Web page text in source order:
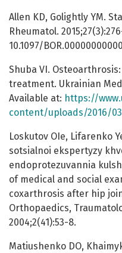
Allen KD, Golightly YM.
Rheumatol.
10.1097/
Shuba VI.
treatment. Ukrainian
Available at: https://
content/uploads/2016/
Loskutov OIe, Lifarenko
sotsialnoi ekspertyzy
endoprotezuvannia
of medical and social
coxarthrosis after hip
Orthopaedics,
2004;2(41):53-8.
Matiushenko DO,